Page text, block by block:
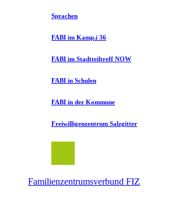
Sprachen
FABI im Kamp.i 36
FABI im Stadtteiltreff NOW
FABI in Schulen
FABI in der Kommune
Freiwilligenzentrum Salzgitter
Familienzentrumsverbund FIZ